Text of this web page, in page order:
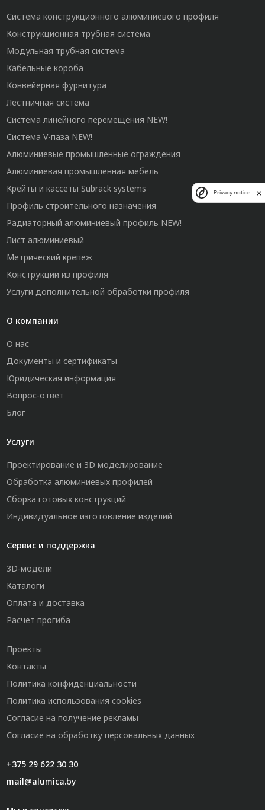
Система конструкционного алюминиевого профиля
Конструкционная трубная система
Модульная трубная система
Кабельные короба
Конвейерная фурнитура
Лестничная система
Система линейного перемещения NEW!
Система V-паза NEW!
Алюминиевые промышленные ограждения
Алюминиевая промышленная мебель
Крейты и кассеты Subrack systems
Профиль строительного назначения
Радиаторный алюминиевый профиль NEW!
Лист алюминиевый
Метрический крепеж
Конструкции из профиля
Услуги дополнительной обработки профиля
О компании
О нас
Документы и сертификаты
Юридическая информация
Вопрос-ответ
Блог
Услуги
Проектирование и 3D моделирование
Обработка алюминиевых профилей
Сборка готовых конструкций
Индивидуальное изготовление изделий
Сервис и поддержка
3D-модели
Каталоги
Оплата и доставка
Расчет прогиба
Проекты
Контакты
Политика конфиденциальности
Политика использования cookies
Согласие на получение рекламы
Согласие на обработку персональных данных
+375 29 622 30 30
mail@alumica.by
Privacy notice